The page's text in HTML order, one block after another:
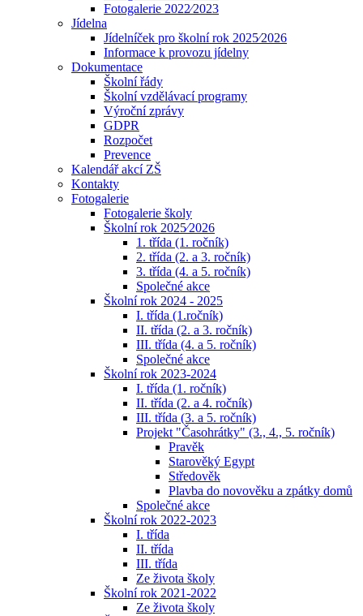
Fotogalerie 2022⁄2023
Jídelna
Jídelníček pro školní rok 2025⁄2026
Informace k provozu jídelny
Dokumentace
Školní řády
Školní vzdělávací programy
Výroční zprávy
GDPR
Rozpočet
Prevence
Kalendář akcí ZŠ
Kontakty
Fotogalerie
Fotogalerie školy
Školní rok 2025⁄2026
1. třída (1. ročník)
2. třída (2. a 3. ročník)
3. třída (4. a 5. ročník)
Společné akce
Školní rok 2024 - 2025
I. třída (1.ročník)
II. třída (2. a 3. ročník)
III. třída (4. a 5. ročník)
Společné akce
Školní rok 2023-2024
I. třída (1. ročník)
II. třída (2. a 4. ročník)
III. třída (3. a 5. ročník)
Projekt "Časohrátky" (3., 4., 5. ročník)
Pravěk
Starověký Egypt
Středověk
Plavba do novověku a zpátky domů
Společné akce
Školní rok 2022-2023
I. třída
II. třída
III. třída
Ze života školy
Školní rok 2021-2022
Ze života školy